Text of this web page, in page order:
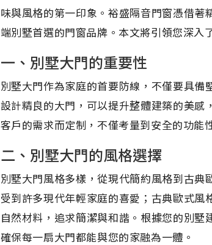
味與風格的第一印象。裕盛隔音門窗憑借
端別墅首選的門窗品牌。本文將引領您深入
一、別墅大門的重要性
別墅大門作為家庭的首要防線，不僅要具
設計精良的大門，可以提升整體建築的美
客戶的需求而定制，不僅考量到安全的功能
二、別墅大門的風格選擇
別墅大門風格多樣，從現代簡約風格到古
受到許多現代年輕家庭的喜愛；古典歐式
自然材料，追求簡潔與和諧。根據您的別墅
確保每一扇大門都能與您的家融為一體。